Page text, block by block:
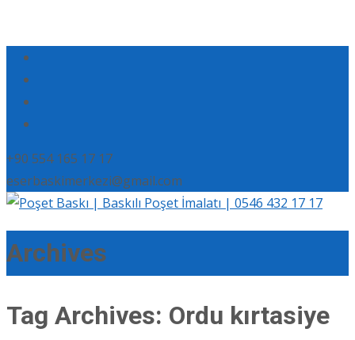
+90 554 165 17 17
eserbaskimerkezi@gmail.com
Archives
Tag Archives: Ordu kırtasiye